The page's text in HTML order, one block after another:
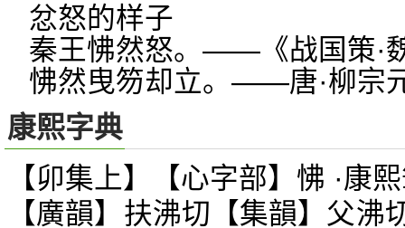
忿怒的样子
秦王怫然怒。——《战国策·
怫然曳笏却立。——唐·柳宗
康熙字典
【卯集上】【心字部】怫 ·康
【廣韻】扶沸切【集韻】父沸